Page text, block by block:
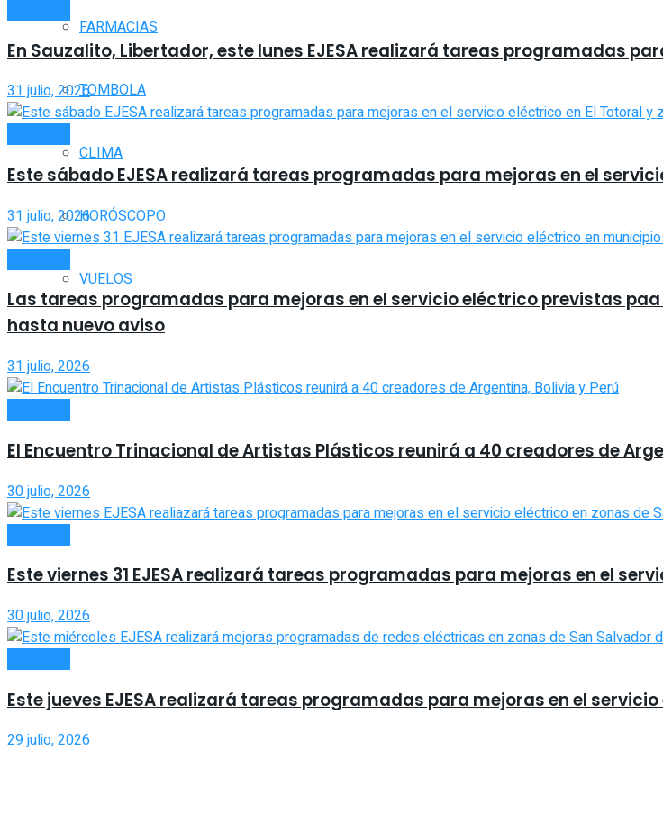
FARMACIAS
TOMBOLA
CLIMA
HORÓSCOPO
VUELOS
En Sauzalito, Libertador, este lunes EJESA realizará tareas programadas
31 julio, 2026
Este sábado EJESA realizará tareas programadas para mejoras en el
31 julio, 2026
Las tareas programadas para mejoras en el servicio eléctrico previstas paa
hasta nuevo aviso
31 julio, 2026
El Encuentro Trinacional de Artistas Plásticos reunirá a 40 creadores de
30 julio, 2026
Este viernes 31 EJESA realizará tareas programadas para mejoras en el
30 julio, 2026
Este jueves EJESA realizará tareas programadas para mejoras en el
29 julio, 2026